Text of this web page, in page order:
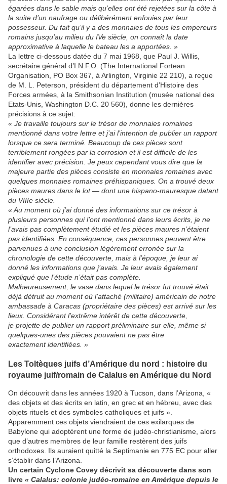
égarées dans le sable mais qu’elles ont été rejetées sur la côte à
la suite d’un naufrage ou délibérément enfouies par leur
possesseur. Du fait qu’il y a des monnaies de tous les empereurs
romains jusqu’au milieu du IVe siècle, on connaît la date
approximative à laquelle le bateau les a apportées. »
La lettre ci-dessous datée du 7 mai 1968, que Paul J. Willis,
secrétaire général d’I.N.F.O. (The International Fortean
Organisation, PO Box 367, à Arlington, Virginie 22 210), a reçue
de M. L. Peterson, président du département d’Histoire des
Forces armées, à la Smithsonian Institution (musée national des
Etats-Unis, Washington D.C. 20 560), donne les dernières
précisions à ce sujet:
« Je travaille toujours sur le trésor de monnaies romaines
mentionné dans votre lettre et j’ai l’intention de publier un rapport
lorsque ce sera terminé. Beaucoup de ces pièces sont
terriblement rongées par la corrosion et il est difficile de les
identifier avec précision. Je peux cependant vous dire que la
majeure partie des pièces consiste en monnaies romaines avec
quelques monnaies romaines préhispaniques. On a trouvé deux
pièces maures dans le lot — dont une hispano-mauresque datant
du VIIIe siècle.
« Au moment où j’ai donné des informations sur ce trésor à
plusieurs personnes qui l’ont mentionné dans leurs écrits, je ne
l’avais pas complètement étudié et les pièces maures n’étaient
pas identifiées. En conséquence, ces personnes peuvent être
parvenues à une conclusion légèrement erronée sur la
chronologie de cette découverte, mais à l’époque, je leur ai
donné les informations que j’avais. Je leur avais également
expliqué que l’étude n’était pas complète.
Malheureusement, le vase dans lequel le trésor fut trouvé était
déjà détruit au moment où l’attaché (militaire) américain de notre
ambassade à Caracas (propriétaire des pièces) est arrivé sur les
lieux. Considérant l’extrême intérêt de cette découverte,
je projette de publier un rapport préliminaire sur elle, même si
quelques-unes des pièces pouvaient ne pas être
exactementidentifiées. »
Les Toltèques juifs d’Amérique du nord : histoire du
royaume juif/romain de Calalus en Amérique du Nord
On découvrit dans les années 1920 à Tucson, dans l’Arizona, «
des objets et des écrits en latin, en grec et en hébreu, avec des
objets rituels et des symboles catholiques et juifs ».
Apparemment ces objets viendraient de ces exilarques de
Babylone qui adoptèrent une forme de judéo-christianisme, alors
que d’autres membres de leur famille restèrent des juifs
orthodoxes. Ils auraient quitté la Septimanie en 775 EC pour aller
s’établir dans l’Arizona.
Un certain Cyclone Covey décrivit sa découverte dans son
livre « Calalus: colonie judéo-romaine en Amérique depuis le